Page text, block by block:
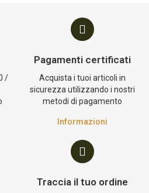
/
Pagamenti certificati
Acquista i tuoi articoli in
sicurezza utilizzando i nostri
metodi di pagamento
Informazioni
Traccia il tuo ordine